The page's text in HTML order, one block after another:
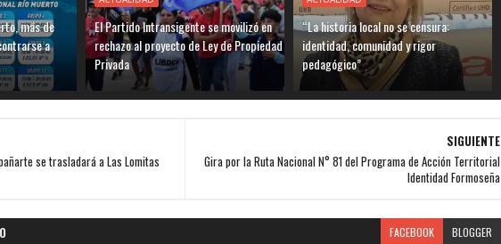
más de
a
El Partido Intransigente se movilizó en
rechazo al proyecto de Ley de Propiedad
Privada
“La historia local no se censura:
identidad, comunidad y rigor
pedagógico”
SIGUIENTE
Gira por la Ruta Nacional N° 81 del Programa de Acción Territorial
Identidad Formoseña
se trasladará a Las Lomitas
FACEBOOK BLOGGER